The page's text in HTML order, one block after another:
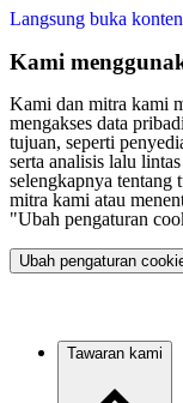
Langsung buka
Kami
Kami dan mitra kami
mengakses data
tujuan, seperti
serta analisis lalu
selengkapnya tentang
mitra kami atau
"Ubah pengaturan
Ubah pengaturan
Tawaran kami